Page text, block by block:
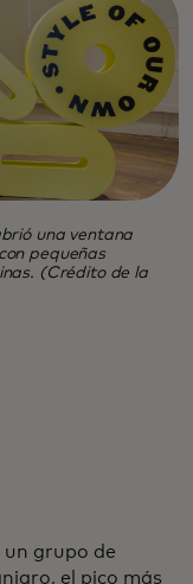
una ventana
pequeñas
(Crédito de la
un grupo de
el pico más